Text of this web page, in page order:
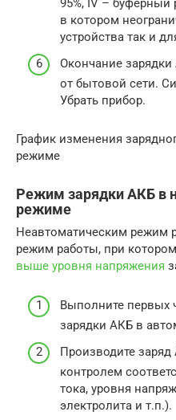
95%, IV –
в котором
устройства так и
Окончание
от бытовой сети.
Убрать прибор.
График изменения
режиме
Режим зарядки АКБ в
режиме
Неавтоматическим режим
режим работы, при котором
выше уровня напряжения
Выполните первых
зарядки АКБ в
Производите
контролем
тока, уровня
электролита и т.п.).